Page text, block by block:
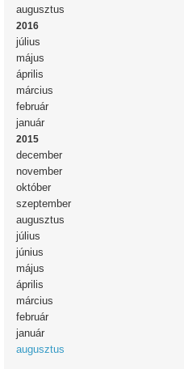
augusztus
2016
július
május
április
március
február
január
2015
december
november
október
szeptember
augusztus
július
június
május
április
március
február
január
augusztus